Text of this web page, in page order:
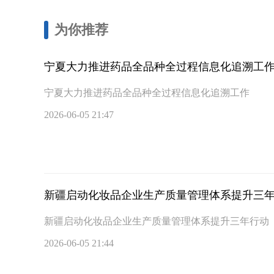
为你推荐
宁夏大力推进药品全品种全过程信息化追溯工
宁夏大力推进药品全品种全过程信息化追溯工作
2026-06-05 21:47
新疆启动化妆品企业生产质量管理体系提升三
新疆启动化妆品企业生产质量管理体系提升三年行动
2026-06-05 21:44